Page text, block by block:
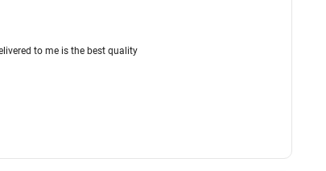
to me is the best quality